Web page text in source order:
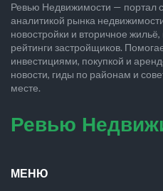
Ревью Недвижимости — портал
аналитикой рынка
новостройки и вторичное
рейтинги застройщиков.
инвестициями, покупкой и
новости, гиды по районам и
месте.
Ревью
МЕНЮ